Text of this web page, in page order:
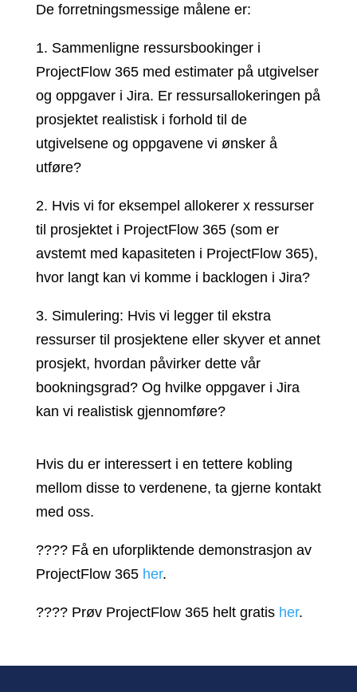
De forretningsmessige målene er:
1. Sammenligne ressursbookinger i
ProjectFlow 365 med estimater på utgivelser
og oppgaver i Jira. Er ressursallokeringen på
prosjektet realistisk i forhold til de
utgivelsene og oppgavene vi ønsker å
utføre?
2. Hvis vi for eksempel allokerer x ressurser
til prosjektet i ProjectFlow 365 (som er
avstemt med kapasiteten i ProjectFlow 365),
hvor langt kan vi komme i backlogen i Jira?
3. Simulering: Hvis vi legger til ekstra
ressurser til prosjektene eller skyver et annet
prosjekt, hvordan påvirker dette vår
bookningsgrad? Og hvilke oppgaver i Jira
kan vi realistisk gjennomføre?
Hvis du er interessert i en tettere kobling
mellom disse to verdenene, ta gjerne kontakt
med oss.
???? Få en uforpliktende demonstrasjon av
ProjectFlow 365 her.
???? Prøv ProjectFlow 365 helt gratis her.